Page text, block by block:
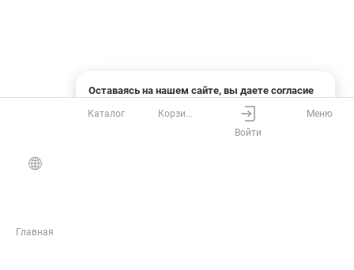
Оставаясь на нашем сайте, вы даете согласие
на использование файлов cookies и сбор данных
системами веб-аналитики
Главная
Каталог
Корзина
Войти
Меню